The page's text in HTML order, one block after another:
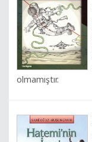
olmamıştır.